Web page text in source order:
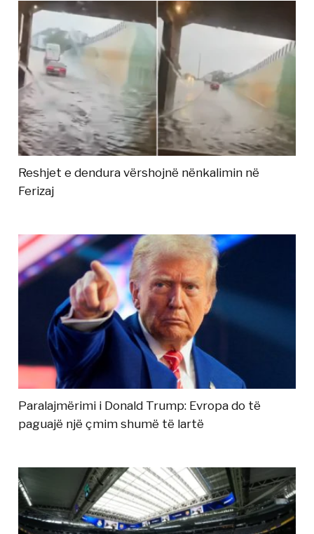
Reshjet e dendura vërshojnë nënkalimin në
Ferizaj
Paralajmërimi i Donald Trump: Evropa do të
paguajë një çmim shumë të lartë